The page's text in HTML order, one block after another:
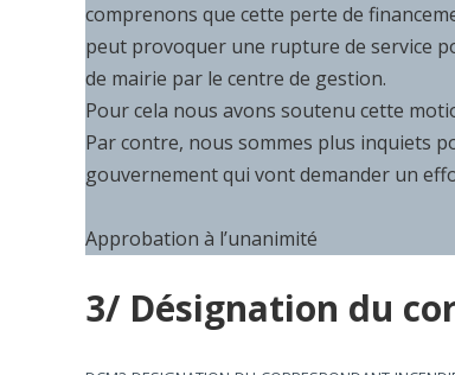
comprenons que cette perte de
peut provoquer une rupture de service
de mairie par le centre de gestion.
Pour cela nous avons soutenu cette
Par contre, nous sommes plus inquiets
gouvernement qui vont demander un
Approbation à l’unanimité
3/ Désignation du